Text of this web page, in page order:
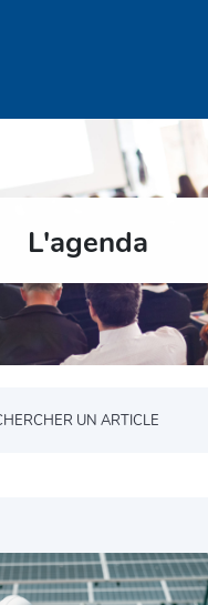
L'agenda
UN ARTICLE